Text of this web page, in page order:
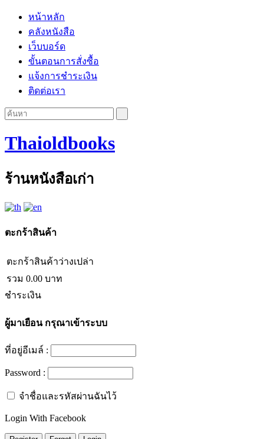
หน้าหลัก
คลังหนังสือ
เว็บบอร์ด
ขั้นตอนการสั่งซื้อ
แจ้งการชำระเงิน
ติดต่อเรา
Thaioldbooks
ร้านหนังสือเก่า
ตะกร้าสินค้า
ตะกร้าสินค้าว่างเปล่า
รวม 0.00 บาท
ชำระเงิน
ผู้มาเยือนกรุณาเข้าระบบ
ที่อยู่อีเมล์ :
Password :
จำชื่อและรหัสผ่านฉันไว้
Login With Facebook